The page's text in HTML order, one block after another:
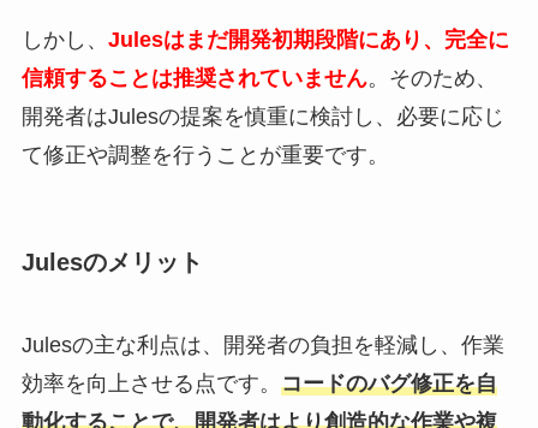
しかし、 Julesはまだ開発初期段階にあり、完全に
信頼することは推奨されていません。そのため、
開発者はJulesの提案を慎重に検討し、必要に応じ
て修正や調整を行うことが重要です。
Julesのメリット
Julesの主な利点は、開発者の負担を軽減し、作業
効率を向上させる点です。 コードのバグ修正を自
動化することで、開発者はより創造的な作業や複